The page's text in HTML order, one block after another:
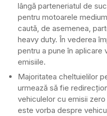
lângă parteneriatul de
pentru motoarele
caută, de asemenea,
heavy duty. În vederea
pentru a pune în aplicare
emisiile.
Majoritatea cheltuielilor
urmează să fie
vehiculelor cu emisii
este vorba despre